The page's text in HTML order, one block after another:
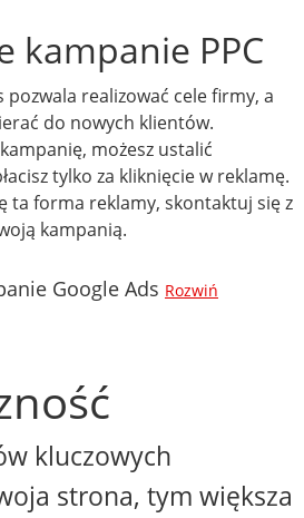
kampanie PPC
pozwala realizować cele firmy, a
do nowych klientów.
możesz ustalić
tylko za kliknięcie w reklamę.
ta forma reklamy, skontaktuj się z
kampanią.
Google Ads Rozwiń
kluczowych
strona, tym większa